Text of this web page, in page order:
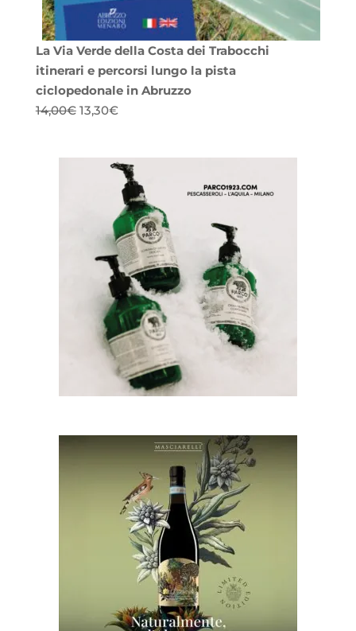
La Via Verde della Costa dei Trabocchi
itinerari e percorsi lungo la pista
ciclopedonale in Abruzzo
14,00€ Il
13,30€Il
è:
13,30€.